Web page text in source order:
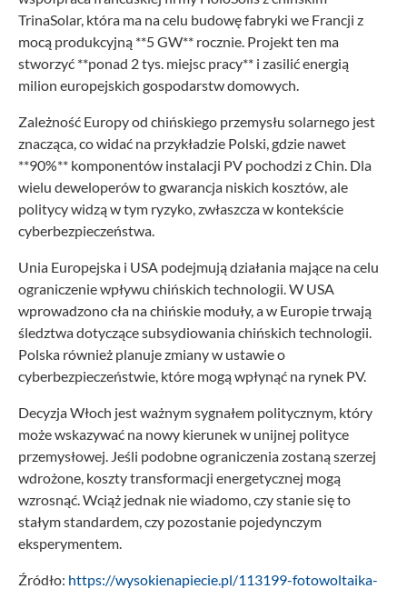
TrinaSolar, która ma na celu budowę fabryki we Francji z
mocą produkcyjną **5 GW** rocznie. Projekt ten ma
stworzyć **ponad 2 tys. miejsc pracy** i zasilić energią
milion europejskich gospodarstw domowych.
Zależność Europy od chińskiego przemysłu solarnego jest
znacząca, co widać na przykładzie Polski, gdzie nawet
**90%** komponentów instalacji PV pochodzi z Chin. Dla
wielu deweloperów to gwarancja niskich kosztów, ale
politycy widzą w tym ryzyko, zwłaszcza w kontekście
cyberbezpieczeństwa.
Unia Europejska i USA podejmują działania mające na celu
ograniczenie wpływu chińskich technologii. W USA
wprowadzono cła na chińskie moduły, a w Europie trwają
śledztwa dotyczące subsydiowania chińskich technologii.
Polska również planuje zmiany w ustawie o
cyberbezpieczeństwie, które mogą wpłynąć na rynek PV.
Decyzja Włoch jest ważnym sygnałem politycznym, który
może wskazywać na nowy kierunek w unijnej polityce
przemysłowej. Jeśli podobne ograniczenia zostaną szerzej
wdrożone, koszty transformacji energetycznej mogą
wzrosnąć. Wciąż jednak nie wiadomo, czy stanie się to
stałym standardem, czy pozostanie pojedynczym
eksperymentem.
Źródło: https://wysokienapiecie.pl/113199-fotowoltaika-